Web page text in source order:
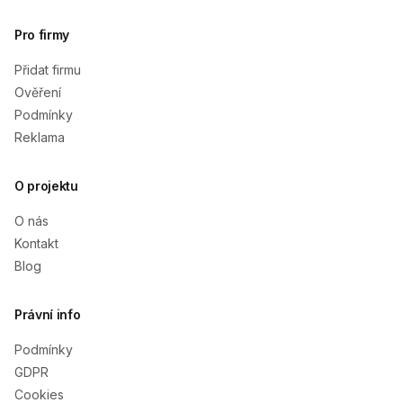
Pro firmy
Přidat firmu
Ověření
Podmínky
Reklama
O projektu
O nás
Kontakt
Blog
Právní info
Podmínky
GDPR
Cookies